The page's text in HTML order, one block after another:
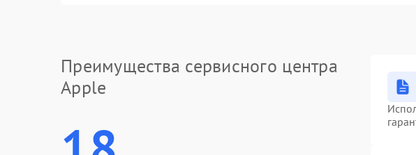
Преимущества сервисного центра
Apple